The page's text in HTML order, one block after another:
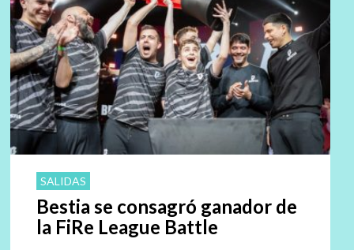
SALIDAS
Bestia se consagró ganador de
la FiRe League Battle